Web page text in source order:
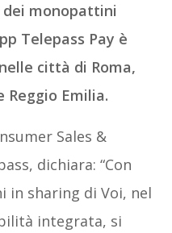
dei monopattini
Telepass Pay è
città di Roma,
Reggio Emilia.
Sales &
dichiara: “Con
in sharing di Voi, nel
integrata, si